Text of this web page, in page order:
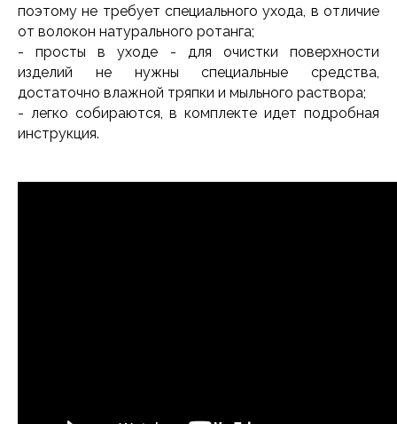
поэтому не требует специального ухода, в отличие
от волокон натурального ротанга;
- просты в уходе - для очистки поверхности
изделий не нужны специальные средства,
достаточно влажной тряпки и мыльного раствора;
- легко собираются, в комплекте идет подробная
инструкция.